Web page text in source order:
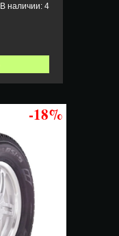
В наличии: 4
-18%